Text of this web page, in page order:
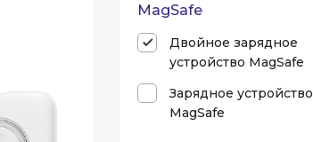
MagSafe
Двойное зарядное
устройство MagSafe
Зарядное устройство
MagSafe